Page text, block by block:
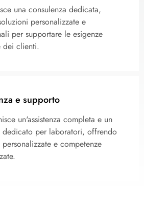
una consulenza dedicata,
personalizzate e
per supportare le esigenze
dei clienti.
e supporto
un'assistenza completa e un
dedicato per laboratori, offrendo
e competenze